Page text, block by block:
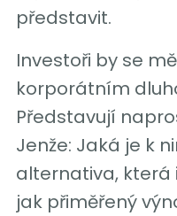
představit.
Investoři by se
korporátním
Představují
Jenže: Jaká je k
alternativa, která
jak přiměřený